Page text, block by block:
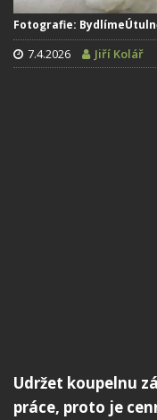
Fotografie:
7.4.2026 Jiří Kolář
Udržet koupelnu
práce, proto je